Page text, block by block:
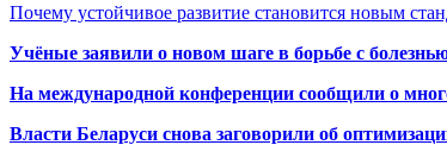
Почему устойчивое развитие становится новым
Учёные заявили о новом шаге в борьбе с
На международной конференции сообщили о
Власти Беларуси снова заговорили об